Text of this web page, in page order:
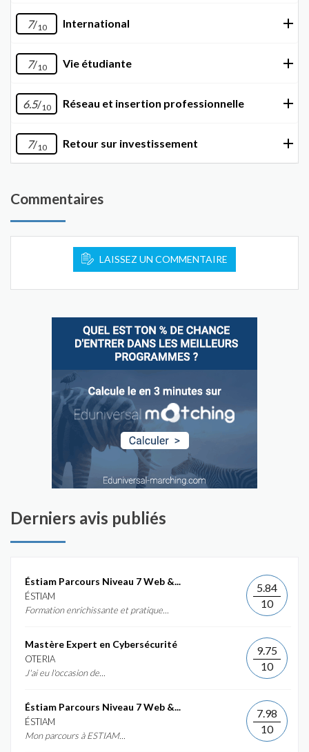
7/10 International
7/10 Vie étudiante
6.5/10 Réseau et insertion professionnelle
7/10 Retour sur investissement
Commentaires
LAISSEZ UN COMMENTAIRE
Derniers avis publiés
Éstiam Parcours Niveau 7 Web &...
ÉSTIAM
Formation enrichissante et pratique...
5.84
10
Mastère Expert en Cybersécurité
OTERIA
J'ai eu l'occasion de...
9.75
10
Éstiam Parcours Niveau 7 Web &...
ÉSTIAM
Mon parcours à ESTIAM...
7.98
10